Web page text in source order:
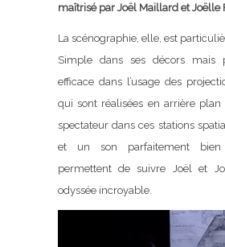
maîtrisé par Joël Maillard et Joëlle
La scénographie, elle, est
Simple dans ses décors mais
efficace dans l’usage des
qui sont réalisées en arrière
spectateur dans ces stations
et un son parfaitement bien
permettent de suivre Joël et
odyssée incroyable.